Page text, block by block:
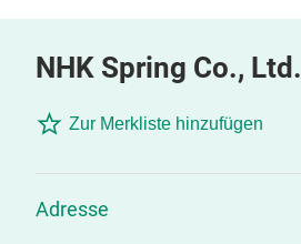
NHK Spring Co., Ltd.
Zur Merkliste hinzufügen
Adresse